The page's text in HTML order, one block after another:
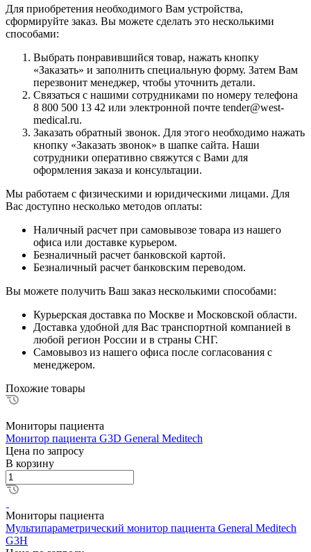
Для приобретения необходимого Вам устройства,
сформируйте заказ. Вы можете сделать это несколькими
способами:
Выбрать понравившийся товар, нажать кнопку
«Заказать» и заполнить специальную форму. Затем Вам
перезвонит менеджер, чтобы уточнить детали.
Связаться с нашими сотрудниками по номеру телефона
8 800 500 13 42 или электронной почте tender@west-
medical.ru.
Заказать обратный звонок. Для этого необходимо нажать
кнопку «Заказать звонок» в шапке сайта. Наши
сотрудники оперативно свяжутся с Вами для
оформления заказа и консультации.
Мы работаем с физическими и юридическими лицами. Для
Вас доступно несколько методов оплаты:
Наличный расчет при самовывозе товара из нашего
офиса или доставке курьером.
Безналичный расчет банковской картой.
Безналичный расчет банковским переводом.
Вы можете получить Ваш заказ несколькими способами:
Курьерская доставка по Москве и Московской области.
Доставка удобной для Вас транспортной компанией в
любой регион России и в страны СНГ.
Самовывоз из нашего офиса после согласования с
менеджером.
Похожие товары
Мониторы пациента
Монитор пациента G3D General Meditech
Цена по запросу
В корзину
Мониторы пациента
Мультипараметрический монитор пациента General Meditech
G3H